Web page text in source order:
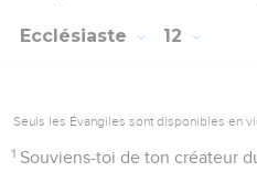
Ecclésiaste 12
Seuls les Évangiles sont disponibles en
1 Souviens-toi de ton créateur